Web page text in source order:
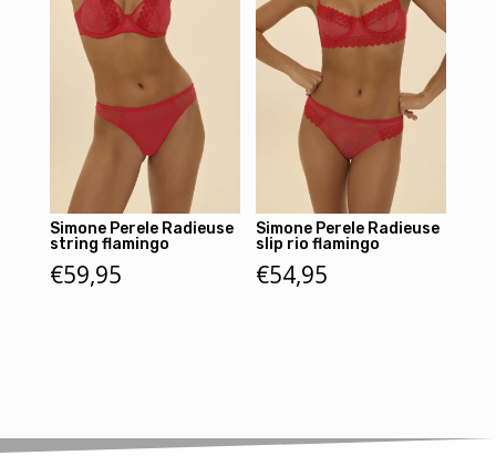
Simone Perele Radieuse
string flamingo
€59,95
Simone Perele Radieuse
slip rio flamingo
€54,95